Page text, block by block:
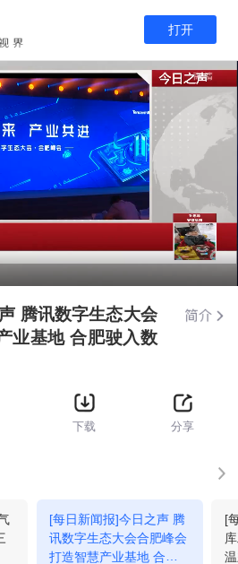
打开
腾讯数字生态大会
业基地 合肥驶入数
下载 分享
[每日新闻报]今日之声 腾
讯数字生态大会合肥峰会
打造智慧产业基地 合肥
[